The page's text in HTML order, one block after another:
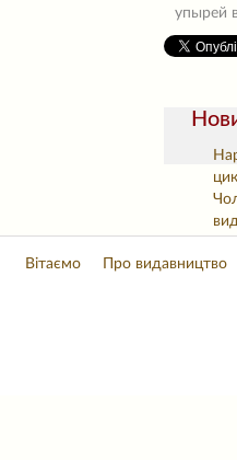
упырей
Вітаємо Про видавництво